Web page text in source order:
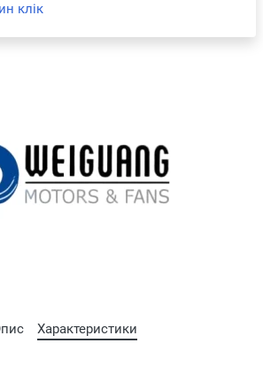
Характеристики
клік